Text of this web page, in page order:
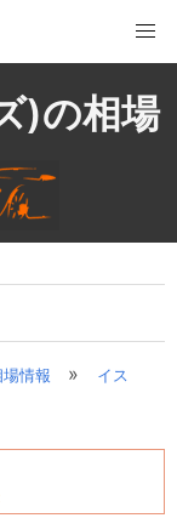
)の相場
場情報 »
イス